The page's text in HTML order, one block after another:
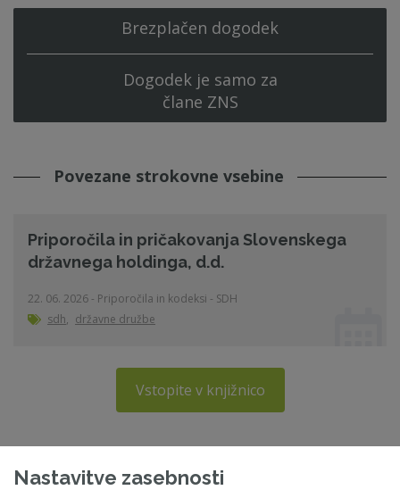
Brezplačen dogodek
Dogodek je samo za
člane ZNS
Povezane strokovne vsebine
Priporočila in pričakovanja Slovenskega
državnega holdinga, d.d.
22. 06. 2026 - Priporočila in kodeksi - SDH
sdh, državne družbe
Vstopite v knjižnico
Nastavitve zasebnosti